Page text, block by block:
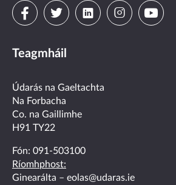
Visit
on
facebook
Visit
on
twitter
Visit
linkedin
VisitVisit
Teagmháil
Údarás na Gaeltachta
Na Forbacha
Co. na Gaillimhe
H91 TY22
Fón: 091-503100
Ríomhphost:
Ginearálta – eolas@udaras.ie